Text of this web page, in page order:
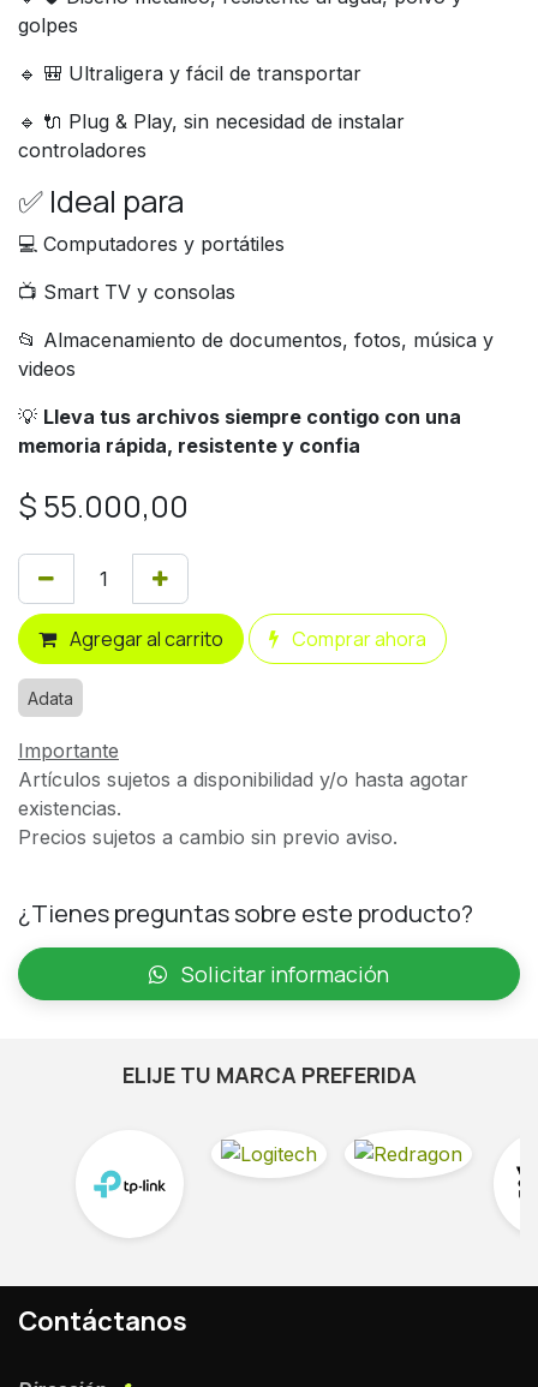
golpes
🔹 🎒 Ultraligera y fácil de transportar
🔹 🔌 Plug & Play, sin necesidad de instalar
controladores
✅ Ideal para
💻 Computadores y portátiles
📺 Smart TV y consolas
📂 Almacenamiento de documentos, fotos, música y
videos
💡 Lleva tus archivos siempre contigo con una
memoria rápida, resistente y confia
$ 55.000,00
Agregar al carrito Comprar ahora
Adata
Importante
Artículos sujetos a disponibilidad y/o hasta agotar
existencias.
Precios sujetos a cambio sin previo aviso.
¿Tienes preguntas sobre este producto?
Solicitar información
ELIJE TU MARCA PREFERIDA
Contáctanos